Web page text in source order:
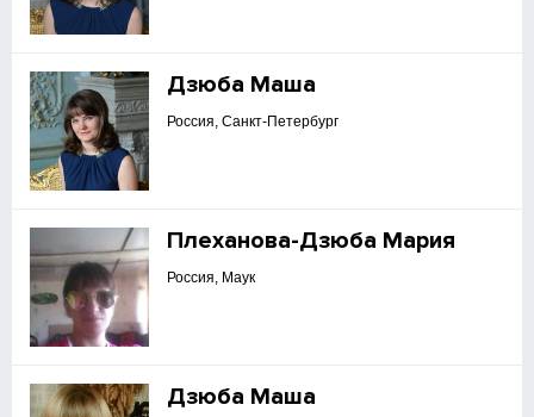
Дзюба Маша
Россия, Санкт-Петербург
Плеханова-Дзюба Мария
Россия, Маук
Дзюба Маша